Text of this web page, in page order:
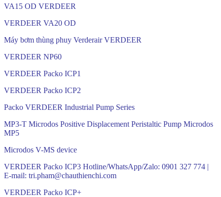
VA15 OD VERDEER
VERDEER VA20 OD
Máy bơm thùng phuy Verderair VERDEER
VERDEER NP60
VERDEER Packo ICP1
VERDEER Packo ICP2
Packo VERDEER Industrial Pump Series
MP3-T Microdos Positive Displacement Peristaltic Pump Microdos
MP5
Microdos V-MS device
VERDEER Packo ICP3 Hotline/WhatsApp/Zalo: 0901 327 774 |
E-mail: tri.pham@chauthienchi.com
VERDEER Packo ICP+